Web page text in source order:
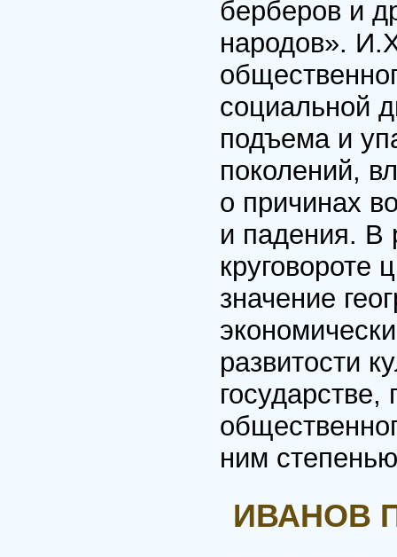
берберов и
народов».
социальной
подъема и
поколений,
о причинах
и падения. В
круговороте
значение
развитости
ним
ИВАНОВ